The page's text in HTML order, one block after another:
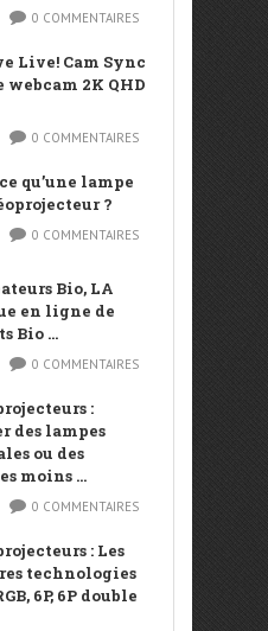
0 COMMENTAIRES
Live! Cam Sync
webcam 2K QHD
0 COMMENTAIRES
qu’une lampe
?
0 COMMENTAIRES
Bio, LA
en ligne de
Bio ...
0 COMMENTAIRES
:
des lampes
ou des
moins ...
0 COMMENTAIRES
: Les
technologies
6P, 6P double